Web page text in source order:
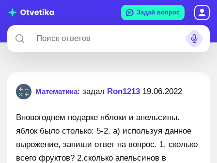
Задай вопрос
Математика: задал Ron1213 19.06.2022
Вновогоднем подарке яблоки и апельсины.
яблок было столько: 5-2. а) используя данное
вырожение, запиши ответ на вопрос. 1. сколько
всего фруктов? 2.сколько апельсинов в